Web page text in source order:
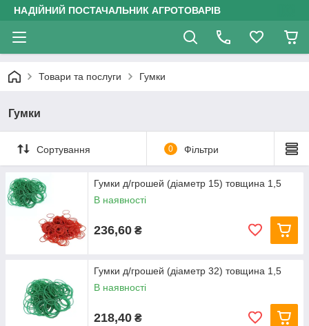
НАДІЙНИЙ ПОСТАЧАЛЬНИК АГРОТОВАРІВ
Товари та послуги Гумки
Гумки
Сортування 0 Фільтри
Гумки д/грошей (діаметр 15) товщина 1,5
В наявності
236,60 ₴
Гумки д/грошей (діаметр 32) товщина 1,5
В наявності
218,40 ₴